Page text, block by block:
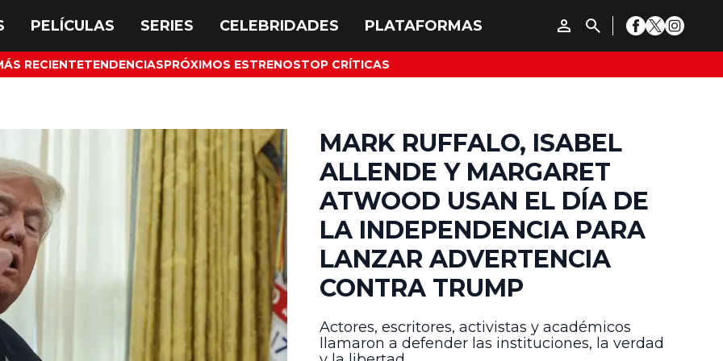
RECIENTETENDENCIASPRÓXIMOS ESTRENOSTOP CRÍTICAS
MARK RUFFALO, ISABEL
ALLENDE Y MARGARET
ATWOOD USAN EL DÍA DE
LA INDEPENDENCIA PARA
LANZAR ADVERTENCIA
CONTRA TRUMP
Actores, escritores, activistas y académicos
llamaron a defender las instituciones, la verdad